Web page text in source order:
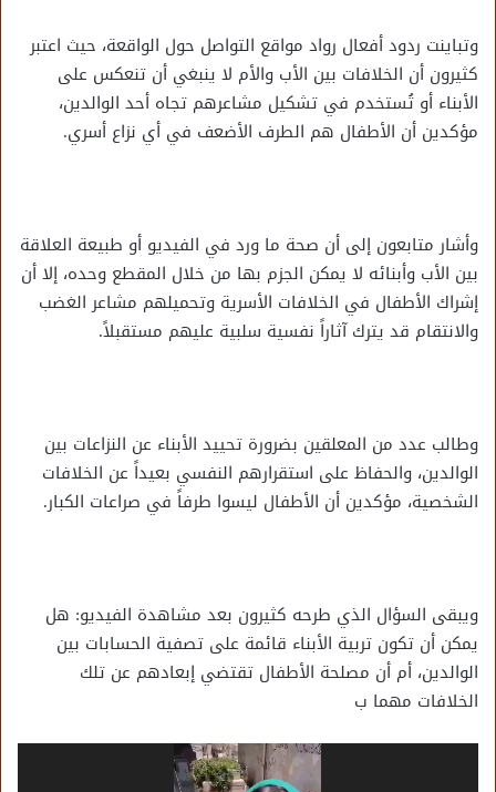
وتباينت ردود أفعال رواد مواقع التواصل حول الواقعة، حيث اعتبر
كثيرون أن الخلافات بين الأب والأم لا ينبغي أن تنعكس على
الأبناء أو تُستخدم في تشكيل مشاعرهم تجاه أحد الوالدين،
مؤكدين أن الأطفال هم الطرف الأضعف في أي نزاع أسري.
وأشار متابعون إلى أن صحة ما ورد في الفيديو أو طبيعة العلاقة
بين الأب وأبنائه لا يمكن الجزم بها من خلال المقطع وحده، إلا أن
إشراك الأطفال في الخلافات الأسرية وتحميلهم مشاعر الغضب
والانتقام قد يترك آثاراً نفسية سلبية عليهم مستقبلاً.
وطالب عدد من المعلقين بضرورة تحييد الأبناء عن النزاعات بين
الوالدين، والحفاظ على استقرارهم النفسي بعيداً عن الخلافات
الشخصية، مؤكدين أن الأطفال ليسوا طرفاً في صراعات الكبار.
ويبقى السؤال الذي طرحه كثيرون بعد مشاهدة الفيديو: هل
يمكن أن تكون تربية الأبناء قائمة على تصفية الحسابات بين
الوالدين، أم أن مصلحة الأطفال تقتضي إبعادهم عن تلك
الخلافات مهما ب